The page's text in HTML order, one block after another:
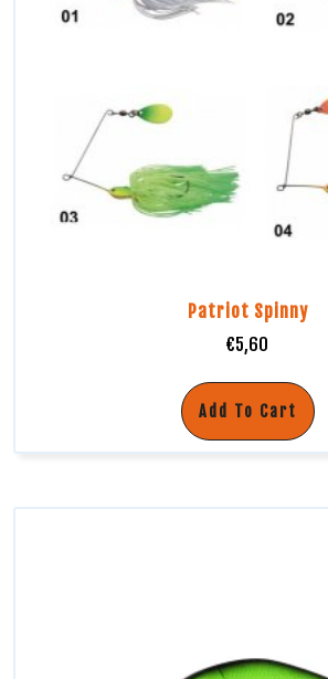
Patriot Spinny
€5,60
Add To Cart